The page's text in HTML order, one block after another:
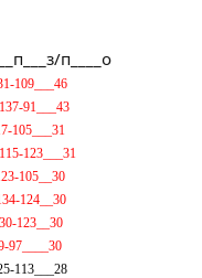
п____о
109___46
91___43
123___31
105__30
124__30
123__30